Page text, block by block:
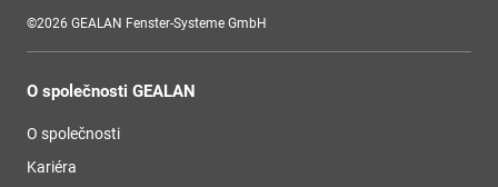
©2026 GEALAN Fenster-Systeme GmbH
O společnosti GEALAN
O společnosti
Kariéra